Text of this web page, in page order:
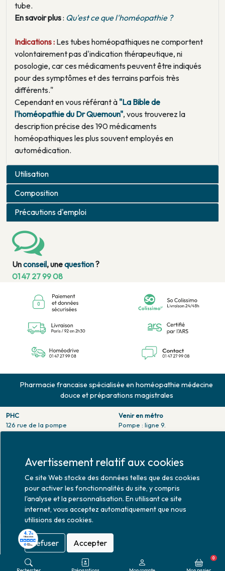
tube.
En savoir plus: Qu'est ce que l'homéopathie ?
Indications : Les tubes homéopathiques ne comportent
volontairement pas d'indication thérapeutique, ni
posologie, car ces médicaments peuvent être indiqués
pour des symptômes et des terrains parfois très
différents."
Cependant en vous référant à "La Bible de
l'homéopathie du Dr Quemoun", vous trouverez la
description précise des 190 médicaments
homéopathiques les plus souvent employés en
automédication.
Utilisation
Composition
Précautions d'emploi
Unconseil, unequestion?
01 47 27 99 08
Pharmacie francaise spécialisée en homéopathie médecine
douce et préparations magistrales
PHC
126 rue de la pompe
Lundi : 10h30 - 20h00
Mardi au vendredi : 9h00 -
20h00
Samedi : 9h30 - 20h00
Venir en métro
Pompe : ligne 9.
Venir en bus
Jean Monet : ligne 52.
Mise à jour le 08/08/2026 © 2026 0
Avertissement relatif aux cookies
Ce site Web stocke des données telles que des cookies
pour activer les fonctionnalités du site, y compris
l'analyse et la personnalisation. En utilisant ce site
internet, vous acceptez automatiquement que nous
utilisions des cookies.
Refuser Accepter